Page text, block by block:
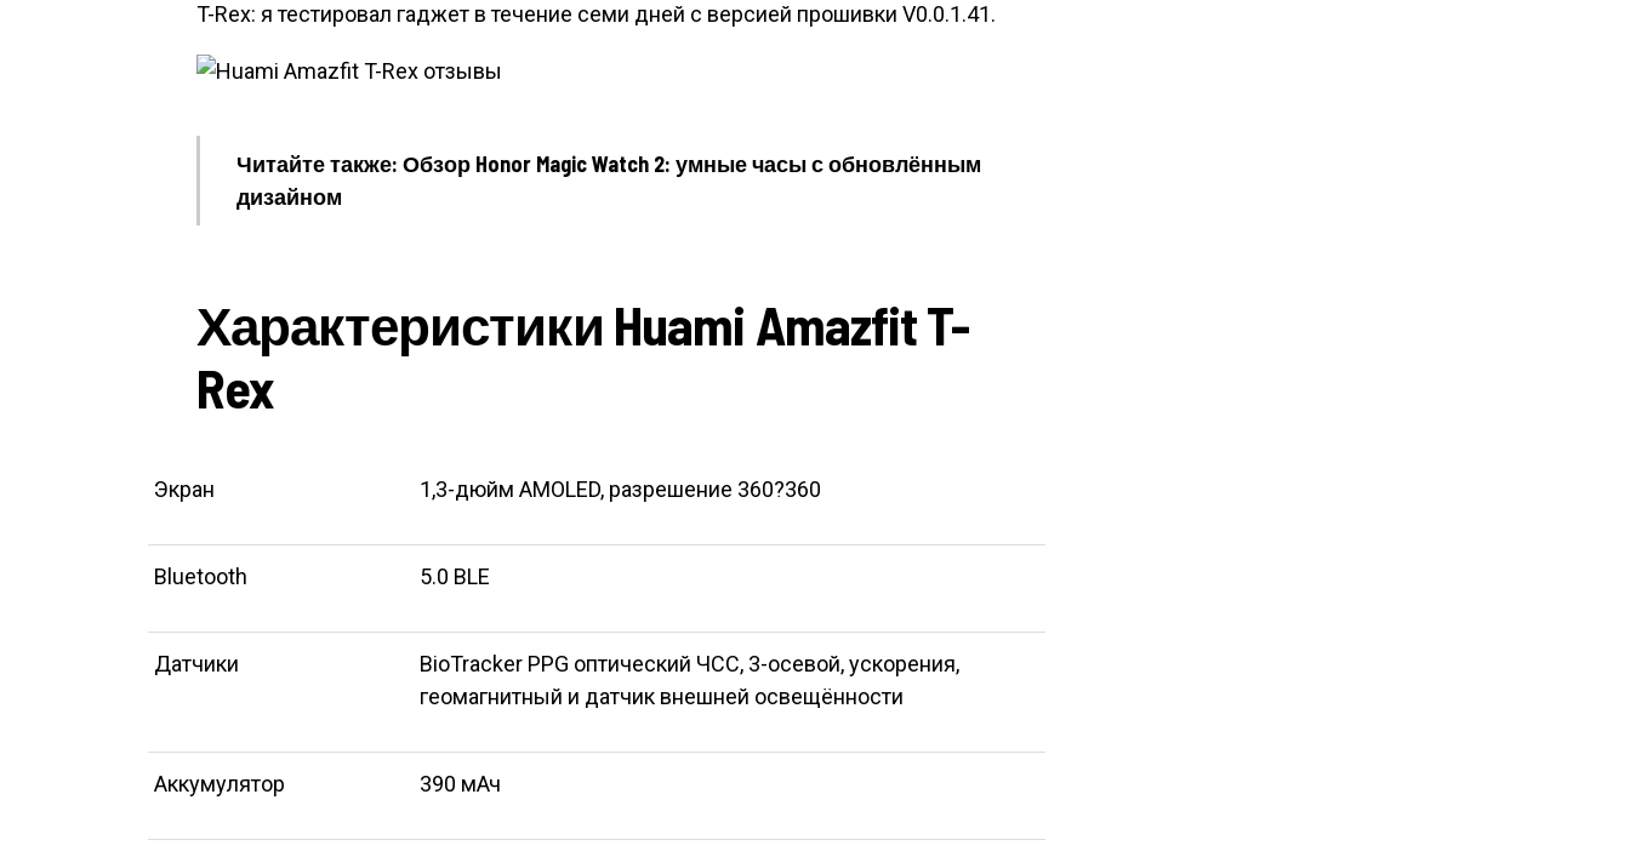
T-Rex: я тестировал гаджет в течение семи дней с версией прошивки V0.0.1.41.
Читайте также: Обзор Honor Magic Watch 2: умные часы с обновлённым
дизайном
Характеристики Huami Amazfit T-
Rex
Экран 1,3-дюйм AMOLED, разрешение 360?360
Bluetooth 5.0 BLE
Датчики
BioTracker PPG оптический ЧСС, 3-осевой, ускорения,
геомагнитный и датчик внешней освещённости
Аккумулятор 390 мАч